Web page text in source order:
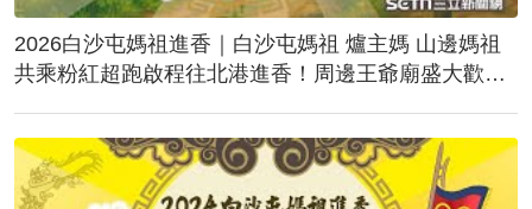
2026白沙屯媽祖進香｜白沙屯媽祖 爐主媽 山邊媽祖
共乘粉紅超跑啟程往北港進香！周邊王爺廟盛大歡